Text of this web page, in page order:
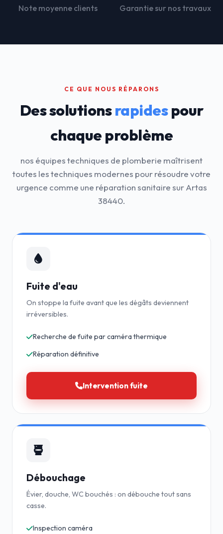
Note moyenne clients Garantie sur nos travaux
CE QUE NOUS RÉPARONS
Des solutionsrapidespour
chaque problème
nos équipes techniques de plomberie maîtrisent
toutes les techniques modernes pour résoudre votre
urgence comme une réparation sanitaire sur Artas
38440.
Fuite d'eau
On stoppe la fuite avant que les dégâts deviennent
irréversibles.
Recherche de fuite par caméra thermique
Réparation définitive
Intervention fuite
Débouchage
Évier, douche, WC bouchés : on débouche tout sans
casse.
Inspection caméra